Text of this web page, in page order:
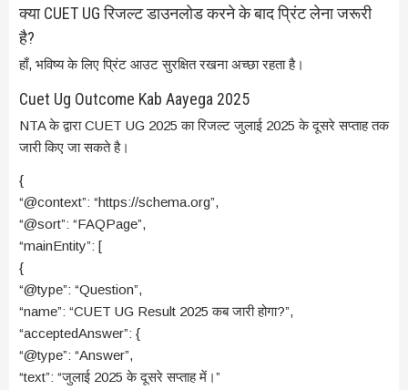
क्या CUET UG रिजल्ट डाउनलोड करने के बाद प्रिंट लेना जरूरी
है?
हाँ, भविष्य के लिए प्रिंट आउट सुरक्षित रखना अच्छा रहता है।
Cuet Ug Outcome Kab Aayega 2025
NTA के द्वारा CUET UG 2025 का रिजल्ट जुलाई 2025 के दूसरे सप्ताह तक
जारी किए जा सकते है।
{
“@context”: “https://schema.org”,
“@sort”: “FAQPage”,
“mainEntity”: [
{
“@type”: “Question”,
“name”: “CUET UG Result 2025 कब जारी होगा?”,
“acceptedAnswer”: {
“@type”: “Answer”,
“text”: “जुलाई 2025 के दूसरे सप्ताह में।”